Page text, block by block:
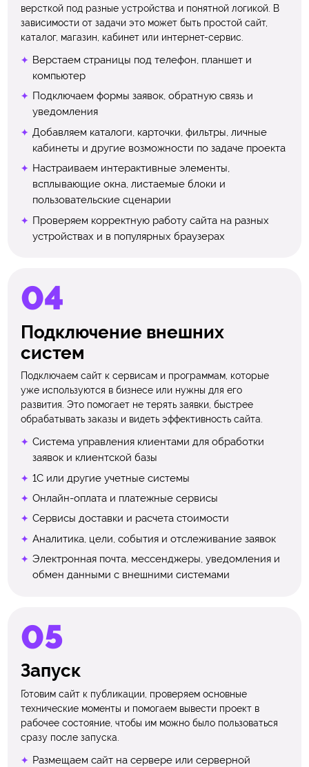
версткой под разные устройства и понятной логикой. В
зависимости от задачи это может быть простой сайт,
каталог, магазин, кабинет или интернет-сервис.
Верстаем страницы под телефон, планшет и
компьютер
Подключаем формы заявок, обратную связь и
уведомления
Добавляем каталоги, карточки, фильтры, личные
кабинеты и другие возможности по задаче проекта
Настраиваем интерактивные элементы,
всплывающие окна, листаемые блоки и
пользовательские сценарии
Проверяем корректную работу сайта на разных
устройствах и в популярных браузерах
Подключение внешних
систем
Подключаем сайт к сервисам и программам, которые
уже используются в бизнесе или нужны для его
развития. Это помогает не терять заявки, быстрее
обрабатывать заказы и видеть эффективность сайта.
Система управления клиентами для обработки
заявок и клиентской базы
1С или другие учетные системы
Онлайн-оплата и платежные сервисы
Сервисы доставки и расчета стоимости
Аналитика, цели, события и отслеживание заявок
Электронная почта, мессенджеры, уведомления и
обмен данными с внешними системами
Запуск
Готовим сайт к публикации, проверяем основные
технические моменты и помогаем вывести проект в
рабочее состояние, чтобы им можно было пользоваться
сразу после запуска.
Размещаем сайт на сервере или серверной